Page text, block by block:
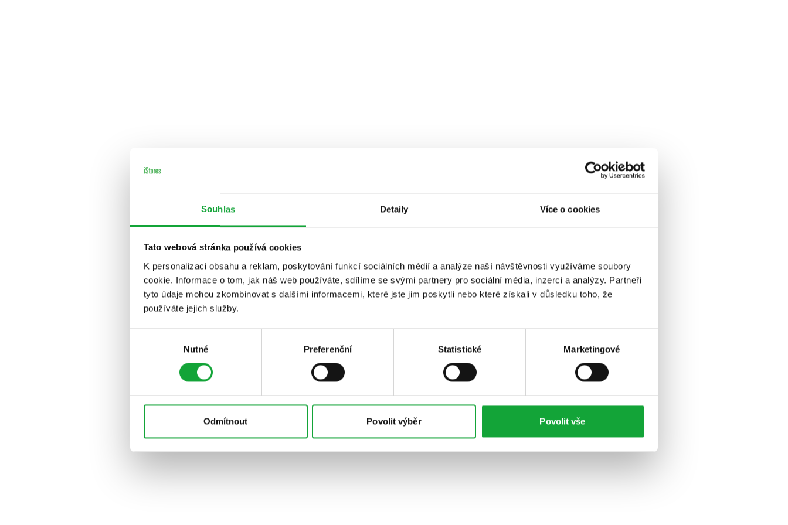
Souhlas Detaily Více o cookies
Tato webová stránka používá cookies
K personalizaci obsahu a reklam, poskytování funkcí sociálních médií a analýze naší návštěvnosti využíváme soubory
cookie. Informace o tom, jak náš web používáte, sdílíme se svými partnery pro sociální média, inzerci a analýzy. Partneři
tyto údaje mohou zkombinovat s dalšími informacemi, které jste jim poskytli nebo které získali v důsledku toho, že
používáte jejich služby.
Nutné Preferenční Statistické Marketingové
Odmítnout Povolit výběr Povolit vše